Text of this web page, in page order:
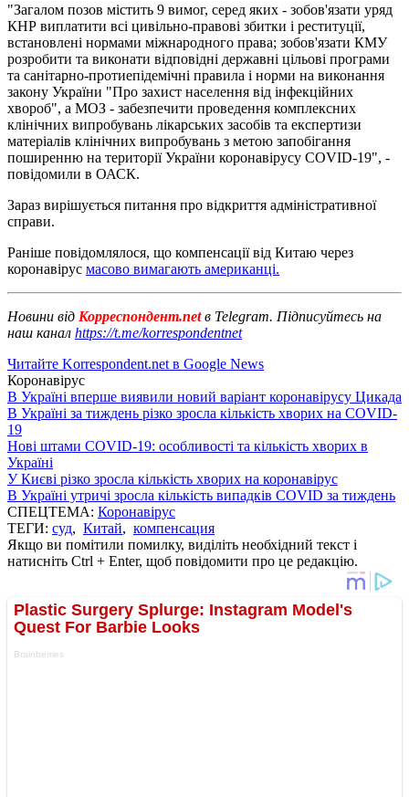
"Загалом позов містить 9 вимог, серед яких - зобов'язати уряд
КНР виплатити всі цивільно-правові збитки і реституції,
встановлені нормами міжнародного права; зобов'язати КМУ
розробити та виконати відповідні державні цільові програми
та санітарно-протиепідемічні правила і норми на виконання
закону України "Про захист населення від інфекційних
хвороб", а МОЗ - забезпечити проведення комплексних
клінічних випробувань лікарських засобів та експертизи
матеріалів клінічних випробувань з метою запобігання
поширенню на території України коронавірусу COVID-19", -
повідомили в ОАСК.
Зараз вирішується питання про відкриття адміністративної
справи.
Раніше повідомлялося, що компенсації від Китаю через
коронавірус масово вимагають американці.
Новини від Корреспондент.netв Telegram. Підписуйтесь на
наш канал https://t.me/korrespondentnet
Читайте Korrespondent.net в Google News
Коронавірус
В Україні вперше виявили новий варіант коронавірусу Цикада
В Україні за тиждень різко зросла кількість хворих на COVID-
19
Нові штами COVID-19: особливості та кількість хворих в
Україні
У Києві різко зросла кількість хворих на коронавірус
В Україні утричі зросла кількість випадків COVID за тиждень
СПЕЦТЕМА: Коронавірус
ТЕГИ: суд, Китай, компенсация
Якщо ви помітили помилку, виділіть необхідний текст і
натисніть Ctrl + Enter, щоб повідомити про це редакцію.